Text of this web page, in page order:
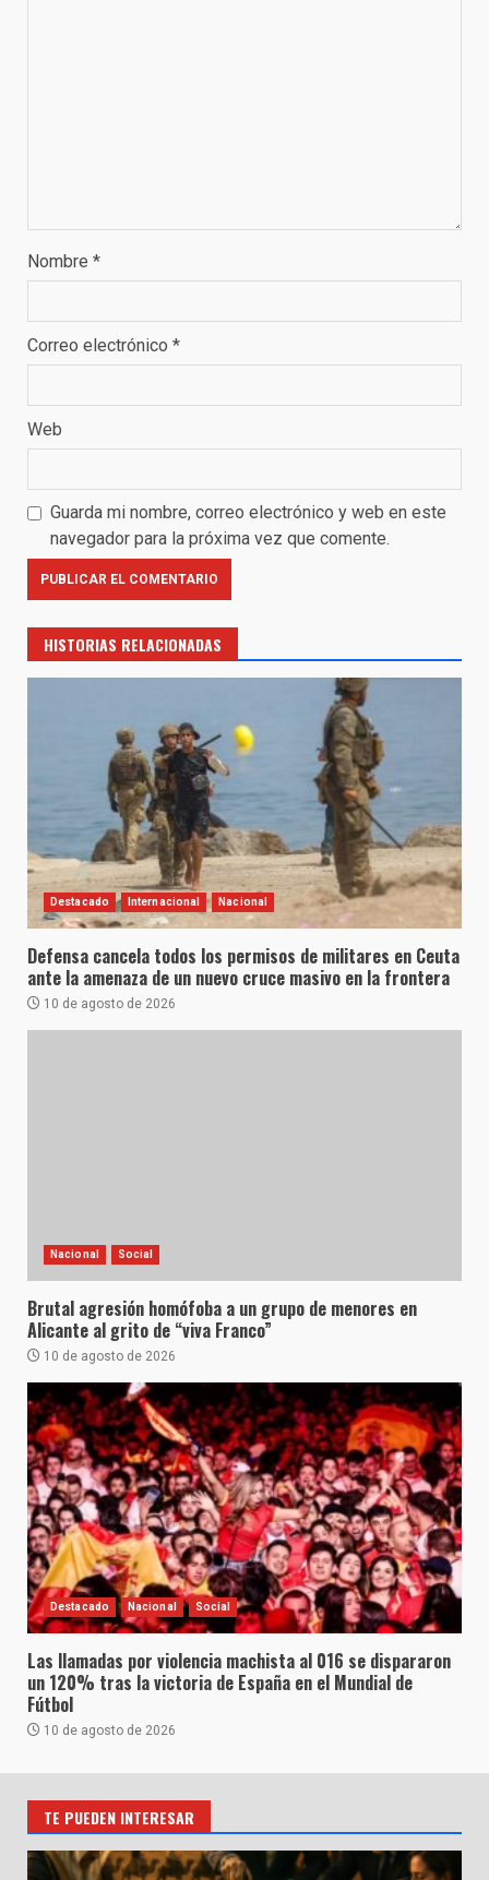
Nombre *
Correo electrónico *
Web
Guarda mi nombre, correo electrónico y web en este
navegador para la próxima vez que comente.
HISTORIAS RELACIONADAS
Destacado Internacional Nacional
Defensa cancela todos los permisos de militares en Ceuta
ante la amenaza de un nuevo cruce masivo en la frontera
10 de agosto de 2026
Nacional Social
Brutal agresión homófoba a un grupo de menores en
Alicante al grito de “viva Franco”
10 de agosto de 2026
Destacado Nacional Social
Las llamadas por violencia machista al 016 se dispararon
un 120% tras la victoria de España en el Mundial de
Fútbol
10 de agosto de 2026
TE PUEDEN INTERESAR